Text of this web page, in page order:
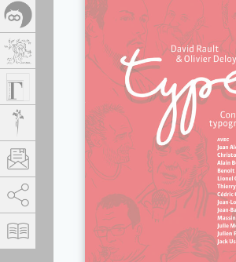
AddThis está deshabilitado. Permitir